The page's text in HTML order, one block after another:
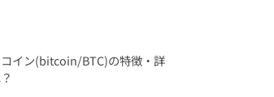
イン(bitcoin/BTC)の特徴・詳